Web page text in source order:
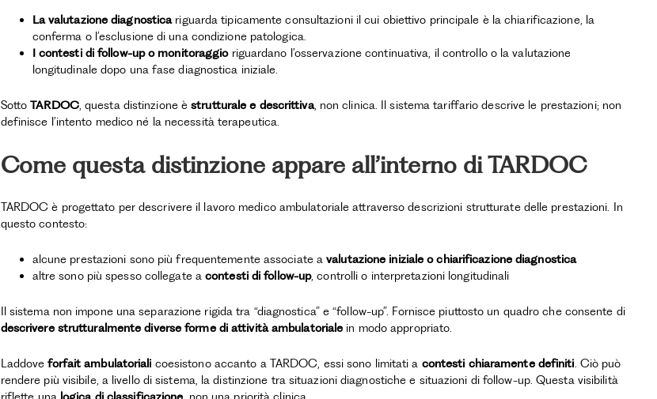
La valutazione diagnosticariguarda tipicamente consultazioni il cui obiettivo principale è la chiarificazione, la
conferma o l’esclusione di una condizione patologica.
I contesti di follow-up o monitoraggioriguardano l’osservazione continuativa, il controllo o la valutazione
longitudinale dopo una fase diagnostica iniziale.
SottoTARDOC, questa distinzione èstrutturale e descrittiva, non clinica. Il sistema tariffario descrive le prestazioni; non
definisce l’intento medico né la necessità terapeutica.
Come questa distinzione appare all’interno di TARDOC
TARDOC è progettato per descrivere il lavoro medico ambulatoriale attraverso descrizioni strutturate delle prestazioni. In
questo contesto:
alcune prestazioni sono più frequentemente associate avalutazione iniziale o chiarificazione diagnostica
altre sono più spesso collegate acontesti di follow-up, controlli o interpretazioni longitudinali
Il sistema non impone una separazione rigida tra “diagnostica” e “follow-up”. Fornisce piuttosto un quadro che consente di
descrivere strutturalmente diverse forme di attività ambulatorialein modo appropriato.
Laddoveforfait ambulatoriali coesistono accanto a TARDOC, essi sono limitati a contesti chiaramente definiti. Ciò può
rendere più visibile, a livello di sistema, la distinzione tra situazioni diagnostiche e situazioni di follow-up. Questa visibilità